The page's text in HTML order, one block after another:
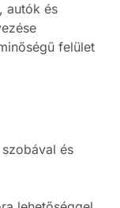
autók és
felület
és